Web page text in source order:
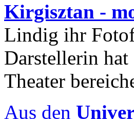
Kirgisztan -
Lindig ihr
Darstellerin hat
Theater
Aus den